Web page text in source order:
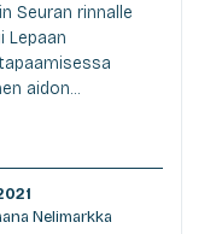
Seuran rinnalle
Lepaan
aidon...
Nelimarkka